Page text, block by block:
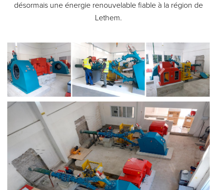
désormais une énergie renouvelable fiable à la région de
Lethem.